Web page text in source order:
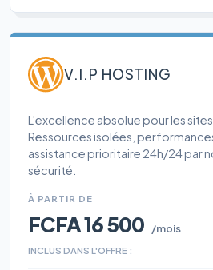
V.I.P HOSTING
L'excellence absolue pour les
Ressources isolées,
assistance prioritaire 24h/24 par
sécurité.
À PARTIR DE
FCFA 16 500 /mois
INCLUS DANS L'OFFRE :